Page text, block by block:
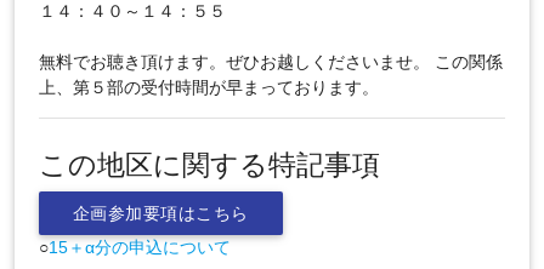
１４：４０～１４：５５
無料でお聴き頂けます。ぜひお越しくださいませ。 この関係
上、第５部の受付時間が早まっております。
この地区に関する特記事項
企画参加要項はこちら
○15＋α分の申込について